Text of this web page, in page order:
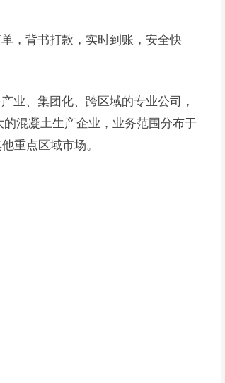
，背书打款，实时到账，安全快
业、集团化、跨区域的专业公司，
混凝土生产企业，业务范围分布于
重点区域市场。